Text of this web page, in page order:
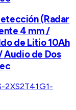
(Radar
4 mm /
de Litio 10Ah
Audio de Dos
2XS2T41G1-